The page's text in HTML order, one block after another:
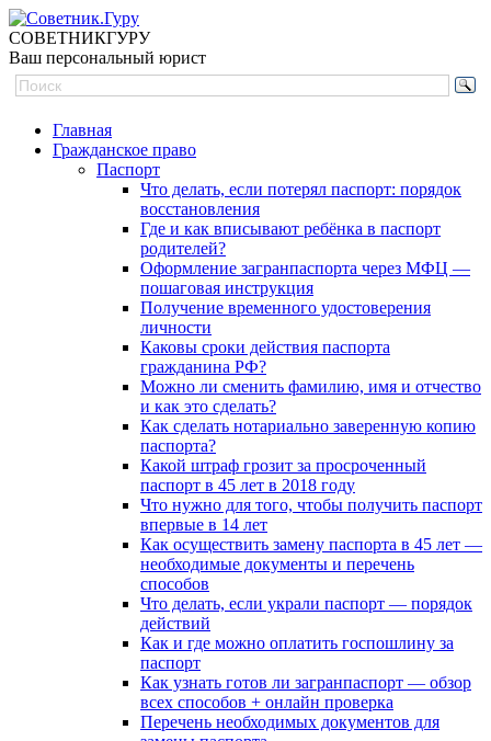
СОВЕТНИКГУРУ
Ваш персональный юрист
Главная
Гражданское право
Паспорт
Что делать, если потерял паспорт: порядок
восстановления
Где и как вписывают ребёнка в паспорт
родителей?
Оформление загранпаспорта через МФЦ —
пошаговая инструкция
Получение временного удостоверения
личности
Каковы сроки действия паспорта
гражданина РФ?
Можно ли сменить фамилию, имя и отчество
и как это сделать?
Как сделать нотариально заверенную копию
паспорта?
Какой штраф грозит за просроченный
паспорт в 45 лет в 2018 году
Что нужно для того, чтобы получить паспорт
впервые в 14 лет
Как осуществить замену паспорта в 45 лет —
необходимые документы и перечень
способов
Что делать, если украли паспорт — порядок
действий
Как и где можно оплатить госпошлину за
паспорт
Как узнать готов ли загранпаспорт — обзор
всех способов + онлайн проверка
Перечень необходимых документов для